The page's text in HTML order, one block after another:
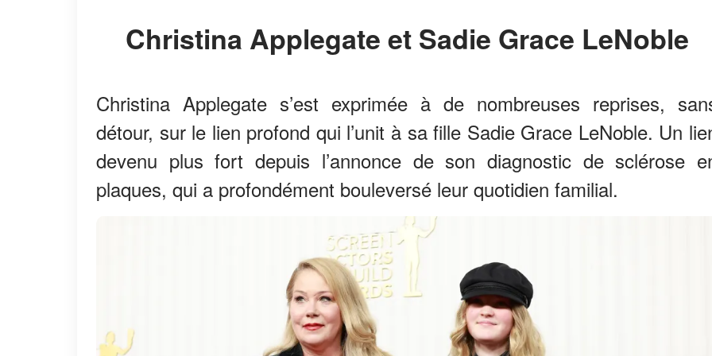
Christina Applegate et Sadie Grace LeNoble
Christina Applegate s’est exprimée à de nombreuses reprises,
détour, sur le lien profond qui l’unit à sa fille Sadie Grace LeNoble. Un
devenu plus fort depuis l’annonce de son diagnostic de sclérose
plaques, qui a profondément bouleversé leur quotidien familial.